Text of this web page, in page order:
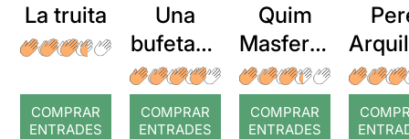
La truita
COMPRAR
ENTRADES
Una
bufetada
a temps
COMPRAR
ENTRADES
Quim
Masferre
r: Temps
COMPRAR
ENTRADES
: